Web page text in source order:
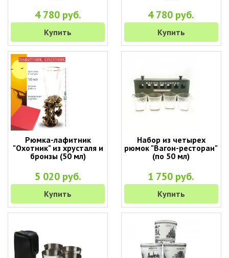
4 780 руб.
Купить
4 780 руб.
Купить
Рюмка-лафитник
"Охотник" из хрусталя и
бронзы (50 мл)
5 020 руб.
Купить
Набор из четырех
рюмок "Вагон-ресторан"
(по 50 мл)
1 750 руб.
Купить